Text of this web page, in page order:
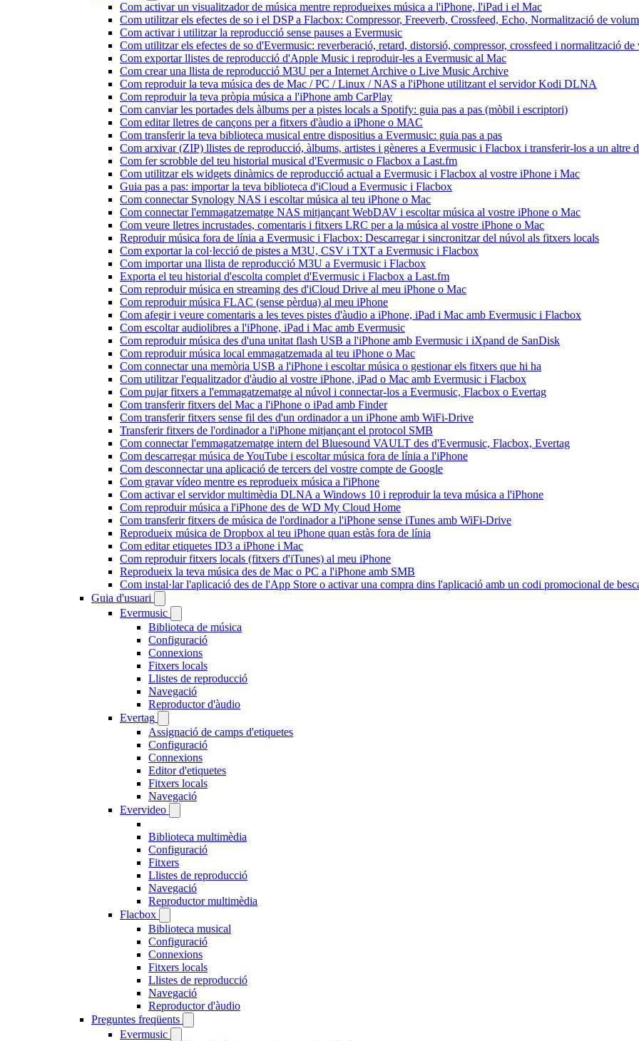
Com activar un visualitzador de música mentre reprodueixes música a l'iPhone, l'iPad i el Mac
Com utilitzar els efectes de so i el DSP a Flacbox: Compressor, Freeverb, Crossfeed, Echo, Normalització de
Com activar i utilitzar la reproducció sense pauses a Evermusic
Com utilitzar els efectes de so d'Evermusic: reverberació, retard, distorsió, compressor, crossfeed i normalització de
Com exportar llistes de reproducció d'Apple Music i reproduir-les a Evermusic al Mac
Com crear una llista de reproducció M3U per a Internet Archive o Live Music Archive
Com reproduir la teva música des de Mac / PC / Linux / NAS a l'iPhone utilitzant el servidor Kodi DLNA
Com reproduir la teva pròpia música a l'iPhone amb CarPlay
Com canviar les portades dels àlbums per a pistes locals a Spotify: guia pas a pas (mòbil i escriptori)
Com editar lletres de cançons per a fitxers d'àudio a iPhone o MAC
Com transferir la teva biblioteca musical entre dispositius a Evermusic: guia pas a pas
Com arxivar (ZIP) llistes de reproducció, àlbums, artistes i gèneres a Evermusic i Flacbox i transferir-los a un altre
Com fer scrobble del teu historial musical d'Evermusic o Flacbox a Last.fm
Com utilitzar els widgets dinàmics de reproducció actual a Evermusic i Flacbox al vostre iPhone i Mac
Guia pas a pas: importar la teva biblioteca d'iCloud a Evermusic i Flacbox
Com connectar Synology NAS i escoltar música al teu iPhone o Mac
Com connectar l'emmagatzematge NAS mitjançant WebDAV i escoltar música al vostre iPhone o Mac
Com veure lletres incrustades, comentaris i fitxers LRC per a la música al vostre iPhone o Mac
Reproduir música fora de línia a Evermusic i Flacbox: Descarregar i sincronitzar del núvol als fitxers locals
Com exportar la col·lecció de pistes a M3U, CSV i TXT a Evermusic i Flacbox
Com importar una llista de reproducció M3U a Evermusic i Flacbox
Exporta el teu historial d'escolta complet d'Evermusic i Flacbox a Last.fm
Com reproduir música en streaming des d'iCloud Drive al meu iPhone o Mac
Com reproduir música FLAC (sense pèrdua) al meu iPhone
Com afegir i veure comentaris a les teves pistes d'àudio a iPhone, iPad i Mac amb Evermusic i Flacbox
Com escoltar audiolibres a l'iPhone, iPad i Mac amb Evermusic
Com reproduir música des d'una unitat flash USB a l'iPhone amb Evermusic i iXpand de SanDisk
Com reproduir música local emmagatzemada al teu iPhone o Mac
Com connectar una memòria USB a l'iPhone i escoltar música o gestionar els fitxers que hi ha
Com utilitzar l'equalitzador d'àudio al vostre iPhone, iPad o Mac amb Evermusic i Flacbox
Com pujar fitxers a l'emmagatzematge al núvol i connectar-los a Evermusic, Flacbox o Evertag
Com transferir fitxers del Mac a l'iPhone o iPad amb Finder
Com transferir fitxers sense fil des d'un ordinador a un iPhone amb WiFi-Drive
Transferir fitxers de l'ordinador a l'iPhone mitjançant el protocol SMB
Com connectar l'emmagatzematge intern del Bluesound VAULT des d'Evermusic, Flacbox, Evertag
Com descarregar música de YouTube i escoltar música fora de línia a l'iPhone
Com desconnectar una aplicació de tercers del vostre compte de Google
Com gravar vídeo mentre es reprodueix música a l'iPhone
Com activar el servidor multimèdia DLNA a Windows 10 i reproduir la teva música a l'iPhone
Com reproduir música a l'iPhone des de WD My Cloud Home
Com transferir fitxers de música de l'ordinador a l'iPhone sense iTunes amb WiFi-Drive
Reprodueix música de Dropbox al teu iPhone quan estàs fora de línia
Com editar etiquetes ID3 a iPhone i Mac
Com reproduir fitxers locals (fitxers d'iTunes) al meu iPhone
Reprodueix la teva música des de Mac o PC a l'iPhone amb SMB
Com instal·lar l'aplicació des de l'App Store o activar una compra dins l'aplicació amb un codi promocional de
Guia d'usuari
Evermusic
Biblioteca de música
Configuració
Connexions
Fitxers locals
Llistes de reproducció
Navegació
Reproductor d'àudio
Evertag
Assignació de camps d'etiquetes
Configuració
Connexions
Editor d'etiquetes
Fitxers locals
Navegació
Evervideo
Biblioteca multimèdia
Configuració
Fitxers
Llistes de reproducció
Navegació
Reproductor multimèdia
Flacbox
Biblioteca musical
Configuració
Connexions
Fitxers locals
Llistes de reproducció
Navegació
Reproductor d'àudio
Preguntes freqüents
Evermusic